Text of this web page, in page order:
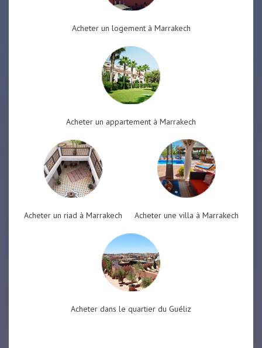
Acheter un logement à Marrakech
Acheter un appartement à Marrakech
Acheter un riad à Marrakech Acheter une villa à Marrakech
Acheter dans le quartier du Guéliz